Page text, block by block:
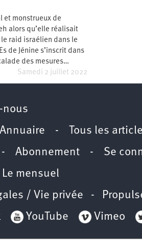
Amérique
du
Amérique
Asie
Orient
et monstrueux de
alors qu’elle réalisait
raid israélien dans le
de Jénine s’inscrit dans
des mesures…
Samedi 2 juillet 2022
nous
Annuaire - Tous les
Abonnement - Se
Le mensuel
/ Vie privée -
YouTube Vimeo